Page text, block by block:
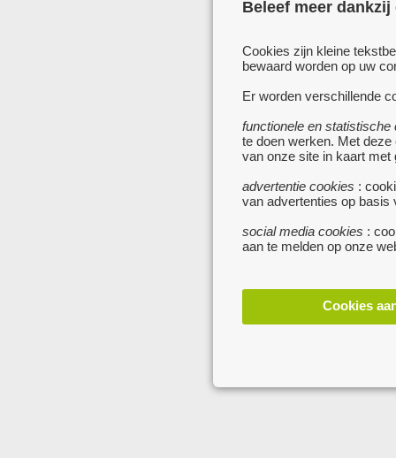
Beleef meer
Cookies zijn kleine
bewaard worden op uw
Er worden verschillende
functionele en statistische
te doen werken. Met
van onze site in kaart met
advertentie cookies :
van advertenties op basis
social media cookies :
aan te melden op onze
Cookies